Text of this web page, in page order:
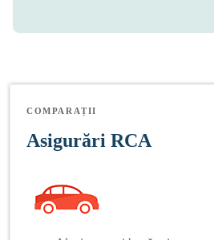
COMPARAȚII
Asigurări RCA